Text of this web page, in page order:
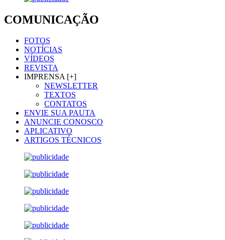
COMUNICAÇÃO
FOTOS
NOTÍCIAS
VÍDEOS
REVISTA
IMPRENSA [+]
NEWSLETTER
TEXTOS
CONTATOS
ENVIE SUA PAUTA
ANUNCIE CONOSCO
APLICATIVO
ARTIGOS TÉCNICOS